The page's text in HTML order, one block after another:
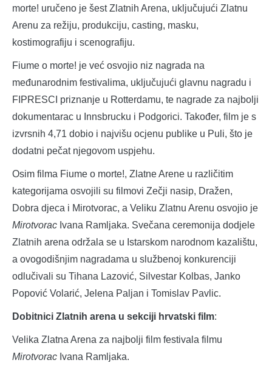
morte! uručeno je šest Zlatnih Arena, uključujući Zlatnu
Arenu za režiju, produkciju, casting, masku,
kostimografiju i scenografiju.
Fiume o morte! je već osvojio niz nagrada na
međunarodnim festivalima, uključujući glavnu nagradu i
FIPRESCI priznanje u Rotterdamu, te nagrade za najbolji
dokumentarac u Innsbrucku i Podgorici. Također, film je s
izvrsnih 4,71 dobio i najvišu ocjenu publike u Puli, što je
dodatni pečat njegovom uspjehu.
Osim filma Fiume o morte!, Zlatne Arene u različitim
kategorijama osvojili su filmovi Zečji nasip, Dražen,
Dobra djeca i Mirotvorac, a Veliku Zlatnu Arenu osvojio je
Mirotvorac Ivana Ramljaka. Svečana ceremonija dodjele
Zlatnih arena održala se u Istarskom narodnom kazalištu,
a ovogodišnjim nagradama u službenoj konkurenciji
odlučivali su Tihana Lazović, Silvestar Kolbas, Janko
Popović Volarić, Jelena Paljan i Tomislav Pavlic.
Dobitnici Zlatnih arena u sekciji hrvatski film:
Velika Zlatna Arena za najbolji film festivala filmu
Mirotvorac Ivana Ramljaka.